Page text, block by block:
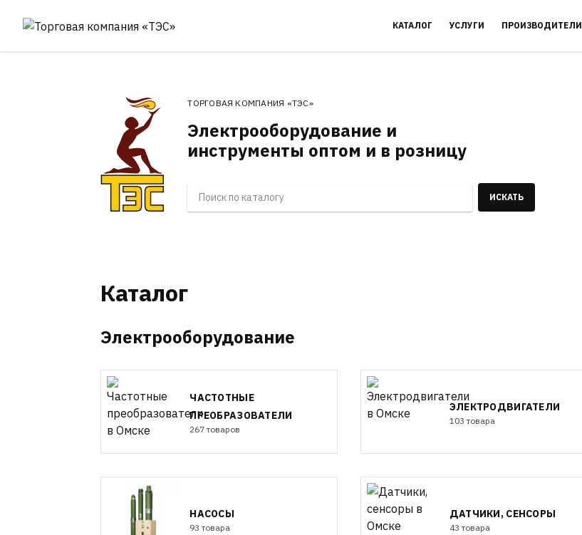
КАТАЛОГ УСЛУГИ ПРОИЗВОДИТЕЛИ
ТОРГОВАЯ КОМПАНИЯ «ТЭС»
Электрооборудование и
инструменты оптом и в розницу
ИСКАТЬ
Каталог
Электрооборудование
ЧАСТОТНЫЕ
ПРЕОБРАЗОВАТЕЛИ
267 товаров
ЭЛЕКТРОДВИГАТЕЛИ
103 товара
НАСОСЫ
93 товара
ДАТЧИКИ, СЕНСОРЫ
43 товара